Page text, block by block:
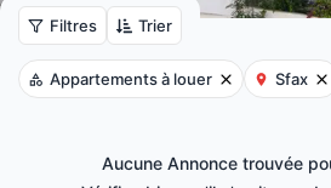
Filtres Trier
Appartements à louer Sfax
Aucune Annonce trouvée